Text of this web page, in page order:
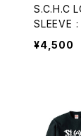
S.C.H.C
SLEEVE :
¥4,500